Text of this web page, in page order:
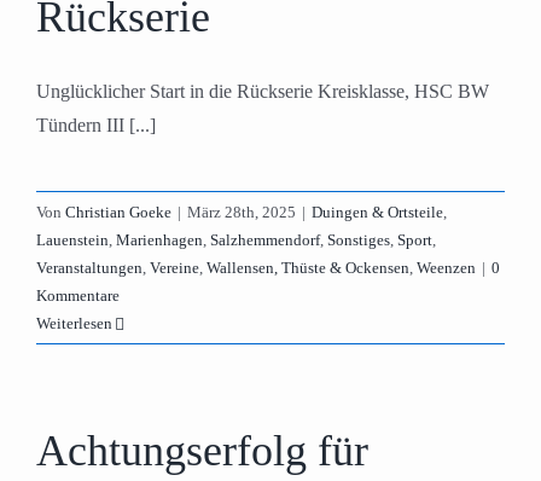
Rückserie
Unglücklicher Start in die Rückserie Kreisklasse, HSC BW
Tündern III [...]
Von Christian Goeke | März 28th, 2025 | Duingen & Ortsteile,
Lauenstein, Marienhagen, Salzhemmendorf, Sonstiges, Sport,
Veranstaltungen, Vereine, Wallensen, Thüste & Ockensen, Weenzen | 0
Kommentare
Weiterlesen
Achtungserfolg für